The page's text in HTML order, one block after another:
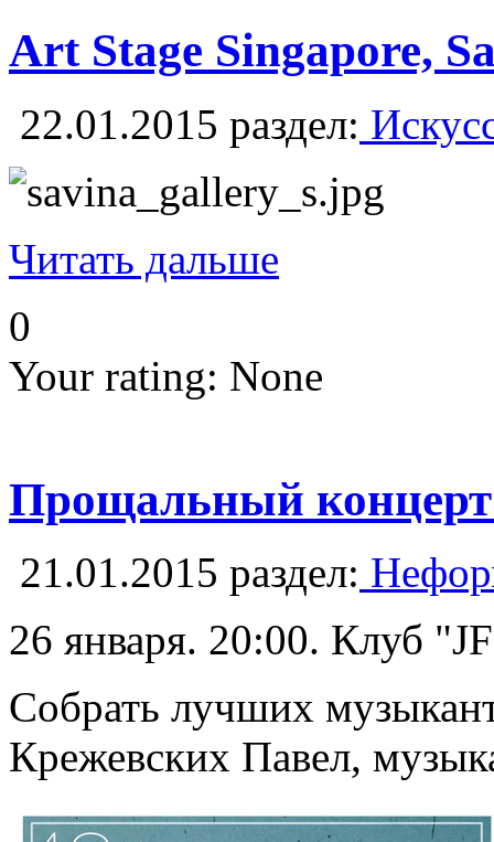
Art Stage Singapore,
22.01.2015 раздел:
Читать дальше
0
Your rating: None
Прощальный
21.01.2015 раздел:
26 января. 20:00. Клуб
Собрать лучших
Крежевских Павел,